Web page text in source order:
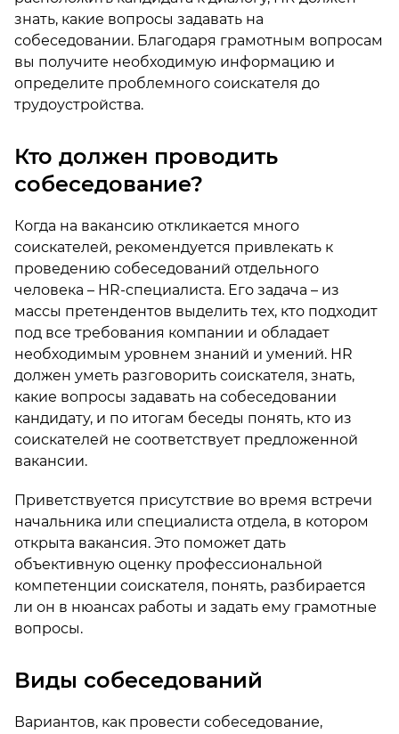
знать, какие вопросы задавать на
собеседовании. Благодаря грамотным вопросам
вы получите необходимую информацию и
определите проблемного соискателя до
трудоустройства.
Кто должен проводить
собеседование?
Когда на вакансию откликается много
соискателей, рекомендуется привлекать к
проведению собеседований отдельного
человека – HR-специалиста. Его задача – из
массы претендентов выделить тех, кто подходит
под все требования компании и обладает
необходимым уровнем знаний и умений. HR
должен уметь разговорить соискателя, знать,
какие вопросы задавать на собеседовании
кандидату, и по итогам беседы понять, кто из
соискателей не соответствует предложенной
вакансии.
Приветствуется присутствие во время встречи
начальника или специалиста отдела, в котором
открыта вакансия. Это поможет дать
объективную оценку профессиональной
компетенции соискателя, понять, разбирается
ли он в нюансах работы и задать ему грамотные
вопросы.
Виды собеседований
Вариантов, как провести собеседование,